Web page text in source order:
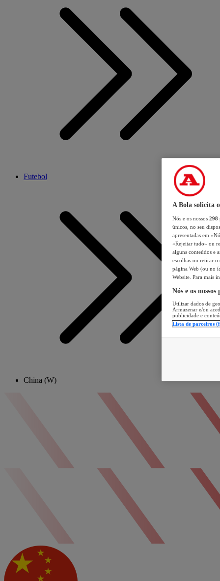
Futebol
China (W)
A Bola solicita
Nós e os nossos 298
únicos, no seu
apresentadas em
«Rejeitar tudo» ou
alguns conteúdos e
escolhas ou retirar
página Web (ou no
Website. Para mais
Nós e os
Utilizar dados de
Armazenar e/ou
publicidade e
Lista de parceiros